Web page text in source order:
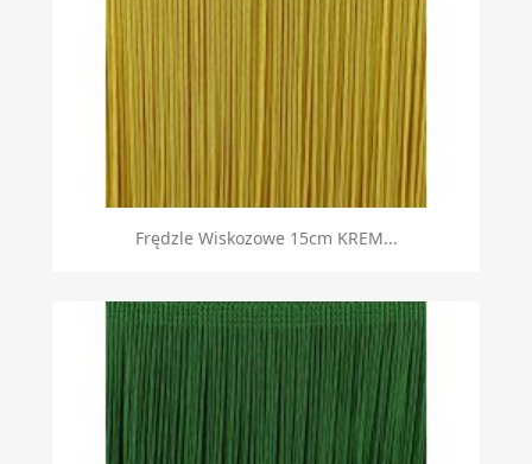
Frędzle Wiskozowe 15cm KREM...